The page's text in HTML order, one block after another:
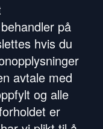
på
hvis du
avtale med
og alle
er